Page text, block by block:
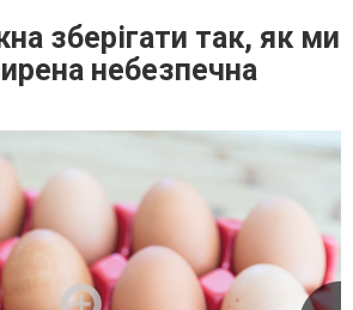
зберігати так, як ми
небезпечна